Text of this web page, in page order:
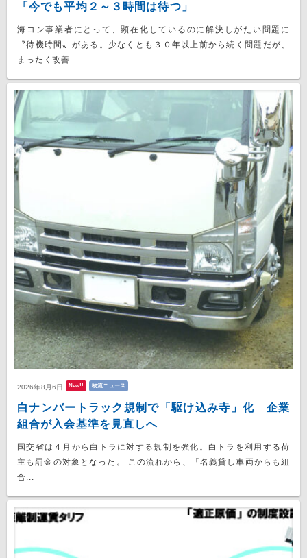
「今でも平均２～３時間は待つ」
海コン事業者にとって、顕在化しているのに解決しがたい問題に
〝待機時間〟がある。少なくとも３０年以上前から続く問題だが、
まったく改善...
2026年8月6日 New!! 物流ニュース
白ナンバートラック規制で「駆け込み寺」化 企業
組合が入会基準を見直しへ
国交省は４月から白トラに対する規制を強化。白トラを利用する荷
主も罰金の対象となった。 この流れから、「名義貸し車両からも組
合...